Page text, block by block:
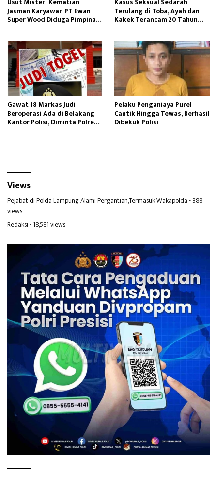
Usut Misteri Kematian
Jasman Karyawan PT Ewan
Super Wood,Diduga Pimpinan
Kasus Seksual Sedarah
Terulang di Toba, Ayah dan
Kakek Terancam 20 Tahun
Gawat 18 Markas Judi
Beroperasi Ada di Belakang
Kantor Polisi, Diminta Polres
Pelaku Penganiaya Purel
Cantik Hingga Tewas, Berhasil
Dibekuk Polisi
Views
Pejabat di Polda Lampung Alami Pergantian,Termasuk Wakapolda- 388
views
Redaksi- 18,581 views